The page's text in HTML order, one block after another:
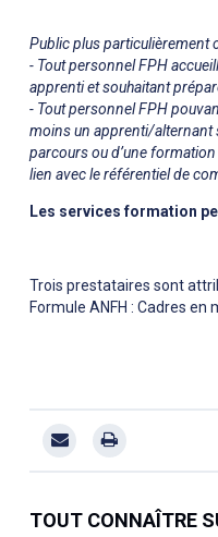
Public plus particulièrement
- Tout personnel FPH
apprenti et souhaitant
- Tout personnel FPH
moins un apprenti/alternant
parcours ou d’une
lien avec le référentiel de
Les services formation
Trois prestataires sont
Formule ANFH : Cadres en
TOUT CONNAÎTRE